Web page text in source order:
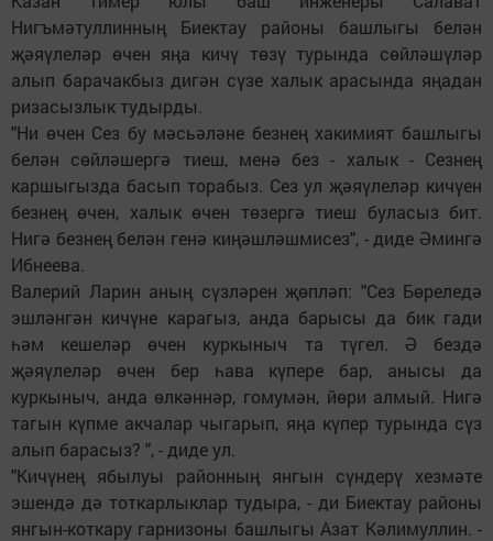
Нигъмәтуллинның Биектау районы башлыгы белән
җәяүлеләр өчен яңа кичү төзү турында сөйләшүләр
алып барачакбыз дигән сүзе халык арасында яңадан
ризасызлык тудырды.
"Ни өчен Сез бу мәсьәләне безнең хакимият башлыгы
белән сөйләшергә тиеш, менә без - халык - Сезнең
каршыгызда басып торабыз. Сез ул җәяүлеләр кичүен
безнең өчен, халык өчен төзергә тиеш буласыз бит.
Нигә безнең белән генә киңәшләшмисез", - диде Әмингә
Ибнеева.
Валерий Ларин аның сүзләрен җөпләп: "Сез Бөреледә
эшләнгән кичүне карагыз, анда барысы да бик гади
һәм кешеләр өчен куркыныч та түгел. Ә бездә
җәяүлеләр өчен бер һава күпере бар, анысы да
куркыныч, анда өлкәннәр, гомумән, йөри алмый. Нигә
тагын күпме акчалар чыгарып, яңа күпер турында сүз
алып барасыз? ", - диде ул.
"Кичүнең ябылуы районның янгын сүндерү хезмәте
эшендә дә тоткарлыклар тудыра, - ди Биектау районы
янгын-коткару гарнизоны башлыгы Азат Кәлимуллин. -